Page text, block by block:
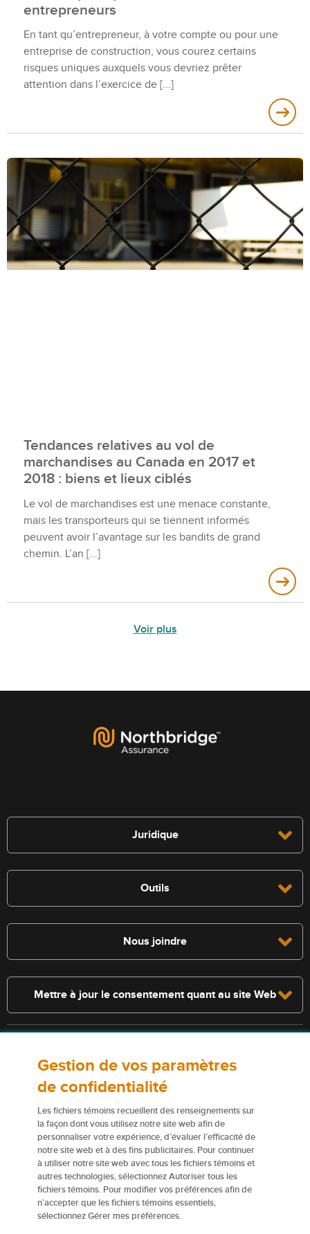
entrepreneurs
En tant qu’entrepreneur, à votre compte ou pour une
entreprise de construction, vous courez certains
risques uniques auxquels vous devriez prêter
attention dans l’exercice de
Tendances relatives au vol de
marchandises au Canada en 2017 et
2018 : biens et lieux ciblés
Le vol de marchandises est une menace constante,
mais les transporteurs qui se tiennent informés
peuvent avoir l’avantage sur les bandits de grand
chemin. L’an
Voir plus
Juridique
Outils
Nous joindre
Mettre à jour le consentement quant au site Web
s’appliquent. Les services décrits sur le présent site Web ne
constituent pas des polices d’assurance, et certaines polices n’y sont
pas admissibles.
Pour obtenir de plus amples renseignements sur nos services ou nos
assureurs, veuillez consulter lesConditions d’utilisation
Certains éléments de contenu du présent site Web sont des marques
de commerce ou des appellations commerciales de la Corporation
financière Northbridge (ou de ses sociétés affiliées); elles sont
utilisées par nos assureurs avec la permission de la Corporation
financière Northbridge.
Gestion de vos paramètres
de confidentialité
Les fichiers témoins recueillent des renseignements sur
la façon dont vous utilisez notre site web afin de
personnaliser votre expérience, d’évaluer l’efficacité de
notre site web et à des fins publicitaires. Pour continuer
à utiliser notre site web avec tous les fichiers témoins et
autres technologies, sélectionnez Autoriser tous les
fichiers témoins. Pour modifier vos préférences afin de
n’accepter que les fichiers témoins essentiels,
sélectionnez Gérer mes préférences.